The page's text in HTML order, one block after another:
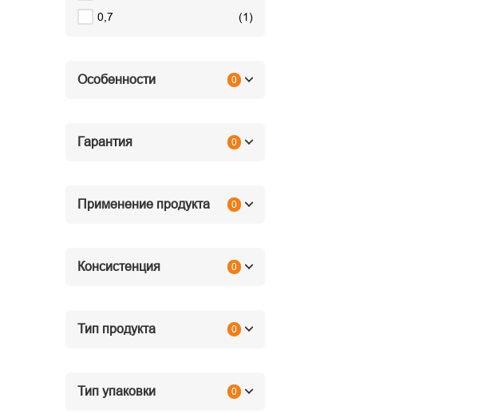
0,7
(1)
Особенности 0
Гарантия 0
Применение продукта 0
Консистенция 0
Тип продукта 0
Тип упаковки 0